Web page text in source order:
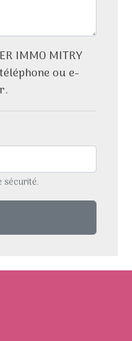
IMMO MITRY
ou e-
sécurité.